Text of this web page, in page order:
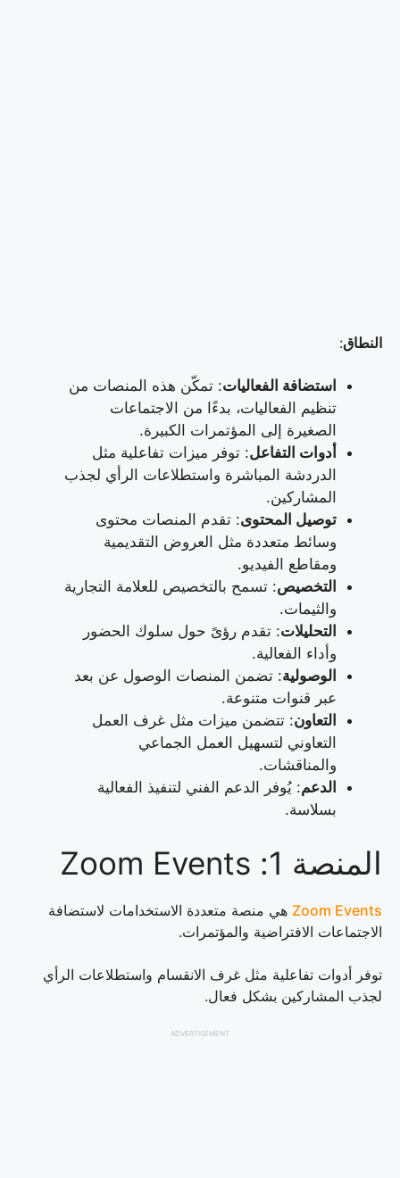
النطاق:
استضافة الفعاليات: تمكّن هذه المنصات من
تنظيم الفعاليات، بدءًا من الاجتماعات
الصغيرة إلى المؤتمرات الكبيرة.
أدوات التفاعل: توفر ميزات تفاعلية مثل
الدردشة المباشرة واستطلاعات الرأي لجذب
المشاركين.
توصيل المحتوى: تقدم المنصات محتوى
وسائط متعددة مثل العروض التقديمية
ومقاطع الفيديو.
التخصيص: تسمح بالتخصيص للعلامة التجارية
والثيمات.
التحليلات: تقدم رؤىً حول سلوك الحضور
وأداء الفعالية.
الوصولية: تضمن المنصات الوصول عن بعد
عبر قنوات متنوعة.
التعاون: تتضمن ميزات مثل غرف العمل
التعاوني لتسهيل العمل الجماعي
والمناقشات.
الدعم: يُوفر الدعم الفني لتنفيذ الفعالية
بسلاسة.
المنصة 1: Zoom Events
Zoom Events هي منصة متعددة الاستخدامات لاستضافة
الاجتماعات الافتراضية والمؤتمرات.
توفر أدوات تفاعلية مثل غرف الانقسام واستطلاعات الرأي
لجذب المشاركين بشكل فعال.
ADVERTISEMENT